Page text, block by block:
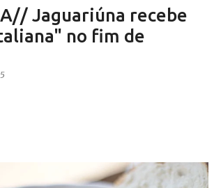
NOTAS SERRANAS
SERRA NEGRA VACINAÇÃO SERRA NEGRA
Jaguariúna recebe
no fim de